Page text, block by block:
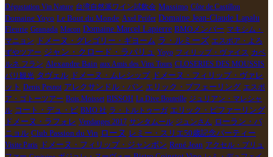
Dégustation Vin Nature 台湾自然派ワイン試飲会 Massimo Côte de Castillon
Domaine Yoyo Le Bout du Monde Axel Prϋfer Domaine Jean-Claude Lapalu
Fleurie Granada Macon Domaine Marcel Lapierre BMOメンバー マキシム・
マニョン
ドメーヌ・グレゴリー・ギヨーム ラ・ルミーズ エスポア・よろ
ずやツアー ジャン・クロード・ラパリュ Yoyo フィリップ・ヴァイス カベ
ルネ フラン Alexandre Bain aux Amis des Vins Tours CLOSERIES DES MOUSSIS
パリ観光 タヴェル ドメーヌ・ムレシップ ドメーヌ・フィリップ・ヴァレ
ット Denis Pesnot アレクサンドル・バン エリック・プフェーリング エスポ
ア・ゴトーツアー Bois Moisset BISSOH La Dive Bouteille ジュリアン・マレシャ
ル コート・デュ・ピ BMO 社 ラ・トルトゥーガ エリック・ピファーリング
ドメーヌ・ラフォレ Vendanges 2017 サンタムール ジュンさん ローラン・バ
ニョル Club Passion du Vin ローヌ
レミー・スリエ50歳記念パーティー
Visite Paris ドメーヌ・フィリップ・ジャンボン René Jean アクセル・プリュ